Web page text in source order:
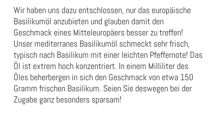
Wir haben uns dazu entschlossen, nur das europäische
Basilikumöl anzubieten und glauben damit den
Geschmack eines Mitteleuropäers besser zu treffen!
Unser mediterranes Basilikumöl schmeckt sehr frisch,
typisch nach Basilikum mit einer leichten Pfeffernote! Das
Öl ist extrem hoch konzentriert. In einem Milliliter des
Öles beherbergen in sich den Geschmack von etwa 150
Gramm frischen Basilikum. Seien Sie deswegen bei der
Zugabe ganz besonders sparsam!